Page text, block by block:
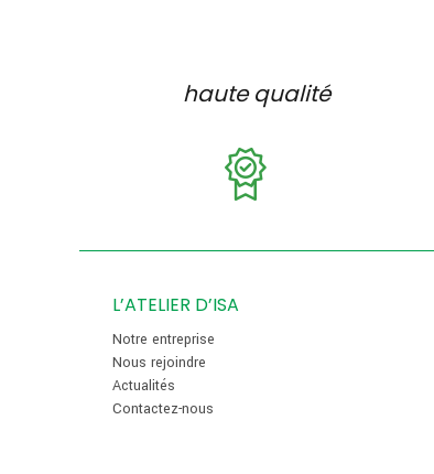
haute qualité
L’ATELIER D’ISA
Notre entreprise
Nous rejoindre
Actualités
Contactez-nous